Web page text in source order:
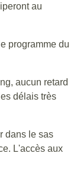
au
programme du
aucun retard
délais très
dans le sas
L'accès aux